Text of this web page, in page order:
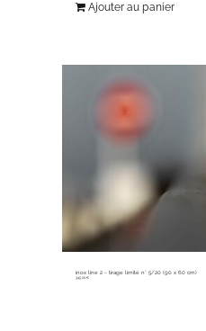
Ajouter au panier
inox line 2 ~ tirage limité n° 5/20 (90 x 60 cm)
345,00€